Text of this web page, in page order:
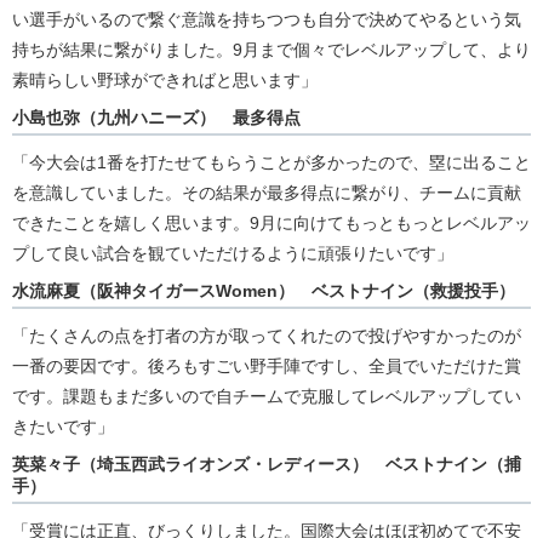
い選手がいるので繋ぐ意識を持ちつつも自分で決めてやるという気
持ちが結果に繋がりました。9月まで個々でレベルアップして、より
素晴らしい野球ができればと思います」
小島也弥（九州ハニーズ） 最多得点
「今大会は1番を打たせてもらうことが多かったので、塁に出ること
を意識していました。その結果が最多得点に繋がり、チームに貢献
できたことを嬉しく思います。9月に向けてもっともっとレベルアッ
プして良い試合を観ていただけるように頑張りたいです」
水流麻夏（阪神タイガースWomen） ベストナイン（救援投手）
「たくさんの点を打者の方が取ってくれたので投げやすかったのが
一番の要因です。後ろもすごい野手陣ですし、全員でいただけた賞
です。課題もまだ多いので自チームで克服してレベルアップしてい
きたいです」
英菜々子（埼玉西武ライオンズ・レディース） ベストナイン（捕
手）
「受賞には正直、びっくりしました。国際大会はほぼ初めてで不安